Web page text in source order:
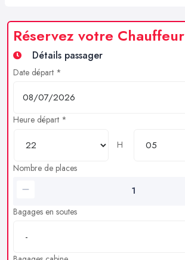
Réservez votre Chauffeur
Détails passager
Date départ *
Heure départ *
H
Nombre de places
Bagages en soutes